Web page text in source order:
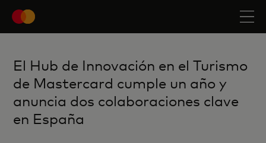
El Hub de Innovación en el Turismo
de Mastercard cumple un año y
anuncia dos colaboraciones clave
en España